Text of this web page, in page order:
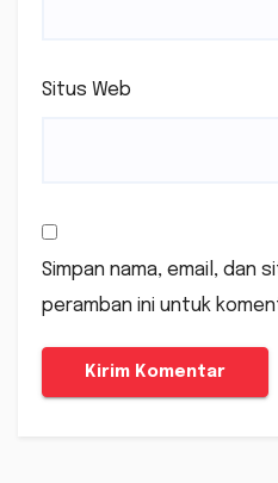
Situs Web
Simpan nama, email, dan
peramban ini untuk